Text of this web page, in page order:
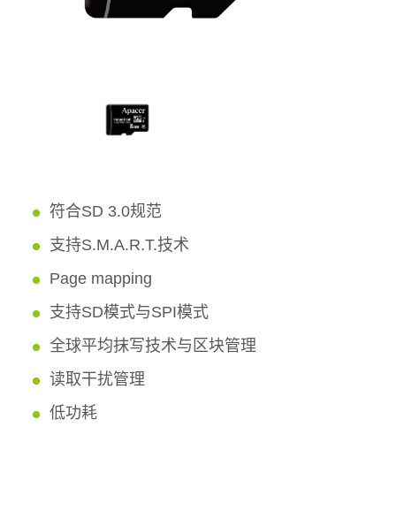
符合SD 3.0规范
支持S.M.A.R.T.技术
Page mapping
支持SD模式与SPI模式
全球平均抹写技术与区块管理
读取干扰管理
低功耗